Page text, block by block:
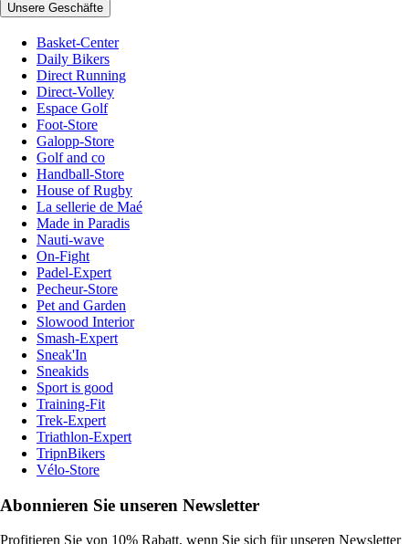
Unsere Geschäfte
Basket-Center
Daily Bikers
Direct Running
Direct-Volley
Espace Golf
Foot-Store
Galopp-Store
Golf and co
Handball-Store
House of Rugby
La sellerie de Maé
Made in Paradis
Nauti-wave
On-Fight
Padel-Expert
Pecheur-Store
Pet and Garden
Slowood Interior
Smash-Expert
Sneak'In
Sneakids
Sport is good
Training-Fit
Trek-Expert
Triathlon-Expert
TripnBikers
Vélo-Store
Abonnieren Sie unseren Newsletter
Profitieren Sie von 10% Rabatt, wenn Sie sich für unseren Newsletter